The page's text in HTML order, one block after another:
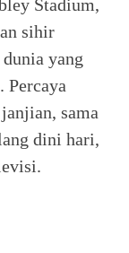
Stadium,
sihir
yang
Percaya
sama
dini hari,